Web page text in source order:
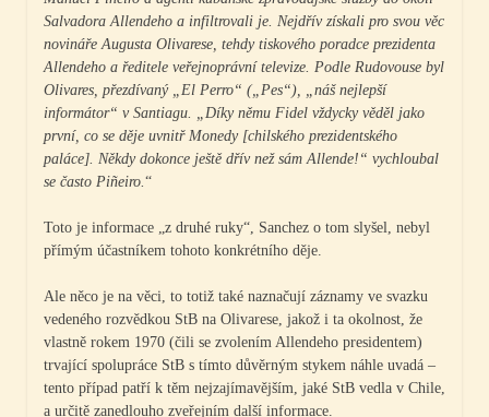
Salvadora Allendeho a infiltrovali je. Nejdřív získali pro svou věc
novináře Augusta Olivarese, tehdy tiskového poradce prezidenta
Allendeho a ředitele veřejnoprávní televize. Podle Rudovouse byl
Olivares, přezdívaný „El Perro“ („Pes“), „náš nejlepší
informátor“ v Santiagu. „Díky němu Fidel vždycky věděl jako
první, co se děje uvnitř Monedy [chilského prezidentského
paláce]. Někdy dokonce ještě dřív než sám Allende!“ vychloubal
se často Piñeiro.“
Toto je informace „z druhé ruky“, Sanchez o tom slyšel, nebyl
přímým účastníkem tohoto konkrétního děje.
Ale něco je na věci, to totiž také naznačují záznamy ve svazku
vedeného rozvědkou StB na Olivarese, jakož i ta okolnost, že
vlastně rokem 1970 (čili se zvolením Allendeho presidentem)
trvající spolupráce StB s tímto důvěrným stykem náhle uvadá –
tento případ patří k těm nejzajímavějším, jaké StB vedla v Chile,
a určitě zanedlouho zveřejním další informace.